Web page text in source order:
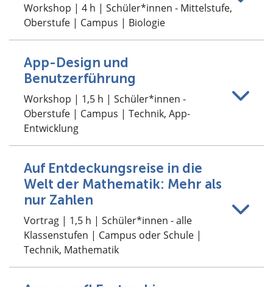
Workshop | 4 h | Schüler*innen - Mittelstufe,
Oberstufe | Campus | Biologie
App-Design und
Benutzerführung
Workshop | 1,5 h | Schüler*innen -
Oberstufe | Campus | Technik, App-
Entwicklung
Auf Entdeckungsreise in die
Welt der Mathematik: Mehr als
nur Zahlen
Vortrag | 1,5 h | Schüler*innen - alle
Klassenstufen | Campus oder Schule |
Technik, Mathematik